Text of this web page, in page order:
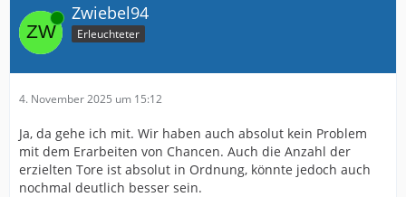
Online Zwiebel94
Erleuchteter
4. November 2025 um 15:12
Ja, da gehe ich mit. Wir haben auch absolut kein Problem
mit dem Erarbeiten von Chancen. Auch die Anzahl der
erzielten Tore ist absolut in Ordnung, könnte jedoch auch
nochmal deutlich besser sein.